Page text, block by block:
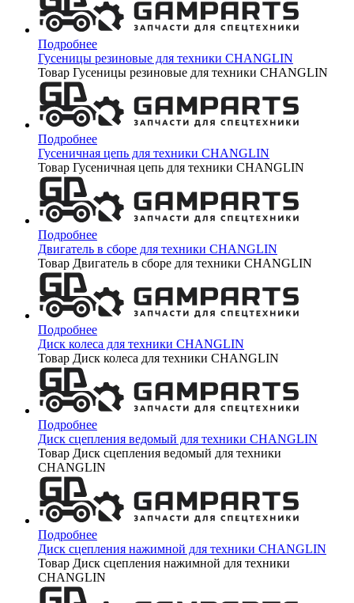
Подробнее
Гусеницы резиновые для техники CHANGLIN
Товар Гусеницы резиновые для техники CHANGLIN
Подробнее
Гусеничная цепь для техники CHANGLIN
Товар Гусеничная цепь для техники CHANGLIN
Подробнее
Двигатель в сборе для техники CHANGLIN
Товар Двигатель в сборе для техники CHANGLIN
Подробнее
Диск колеса для техники CHANGLIN
Товар Диск колеса для техники CHANGLIN
Подробнее
Диск сцепления ведомый для техники CHANGLIN
Товар Диск сцепления ведомый для техники
CHANGLIN
Подробнее
Диск сцепления нажимной для техники CHANGLIN
Товар Диск сцепления нажимной для техники
CHANGLIN